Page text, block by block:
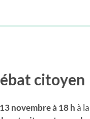
citoyen
13 novembre à 18 hà